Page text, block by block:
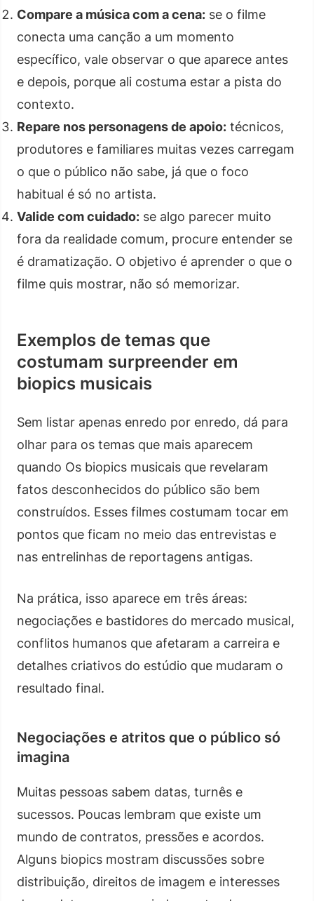
Compare a música com a cena: se o filme
conecta uma canção a um momento
específico, vale observar o que aparece antes
e depois, porque ali costuma estar a pista do
contexto.
Repare nos personagens de apoio: técnicos,
produtores e familiares muitas vezes carregam
o que o público não sabe, já que o foco
habitual é só no artista.
Valide com cuidado: se algo parecer muito
fora da realidade comum, procure entender se
é dramatização. O objetivo é aprender o que o
filme quis mostrar, não só memorizar.
Exemplos de temas que
costumam surpreender em
biopics musicais
Sem listar apenas enredo por enredo, dá para
olhar para os temas que mais aparecem
quando Os biopics musicais que revelaram
fatos desconhecidos do público são bem
construídos. Esses filmes costumam tocar em
pontos que ficam no meio das entrevistas e
nas entrelinhas de reportagens antigas.
Na prática, isso aparece em três áreas:
negociações e bastidores do mercado musical,
conflitos humanos que afetaram a carreira e
detalhes criativos do estúdio que mudaram o
resultado final.
Negociações e atritos que o público só
imagina
Muitas pessoas sabem datas, turnês e
sucessos. Poucas lembram que existe um
mundo de contratos, pressões e acordos.
Alguns biopics mostram discussões sobre
distribuição, direitos de imagem e interesses